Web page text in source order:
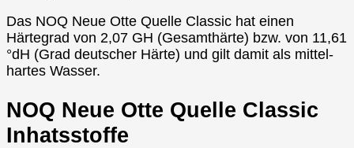
Das NOQ Neue Otte Quelle Classic hat einen
Härtegrad von 2,07 GH (Gesamthärte) bzw. von 11,61
°dH (Grad deutscher Härte) und gilt damit als mittel-
hartes Wasser.
NOQ Neue Otte Quelle Classic
Inhatsstoffe